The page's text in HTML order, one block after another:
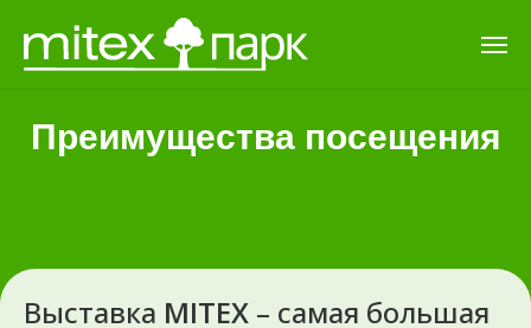
Преимущества посещения
Выставка MITEX – самая большая